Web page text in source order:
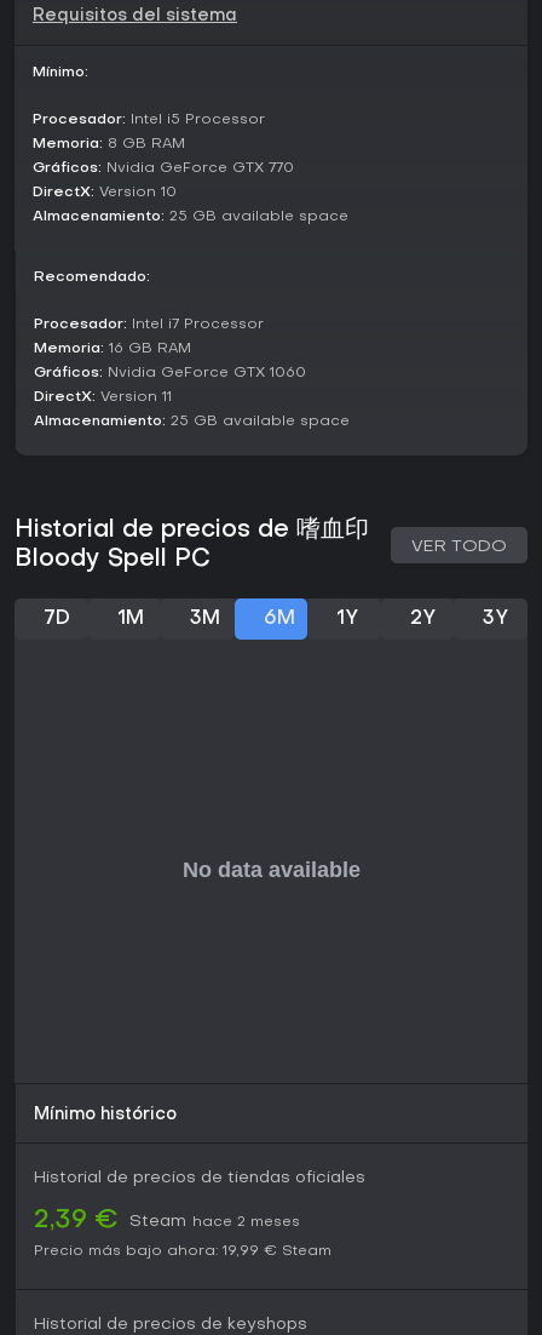
La Void Legion actúa como fuerza antagónica principal,
mecánicas como ejecuciones de asesinato y uso del
Árboles de habilidades y mejoras de atributos para
personajes y armas añaden profundidad, haciendo que las
decisiones influyan en el desarrollo de las peleas.
Si te gustan los RPG de acción con toque marcial y
prefieres una experiencia en solitario,Bloody Spell
gameplay acelerado, como una opción sólida para quien
busca un título centrado en el combate sin multijugador
continuo.
Requisitos del sistema
Mínimo:
Procesador: Intel i5 Processor
Memoria: 8 GB RAM
Gráficos: Nvidia GeForce GTX 770
DirectX: Version 10
Almacenamiento: 25 GB available space
Recomendado:
Procesador: Intel i7 Processor
Memoria: 16 GB RAM
Gráficos: Nvidia GeForce GTX 1060
DirectX: Version 11
Almacenamiento: 25 GB available space
Historial de precios de 嗜血印
Bloody Spell PC
VER TODO
7D 1M 3M 6M 1Y 2Y 3Y
Mínimo histórico
Historial de precios de tiendas oficiales
2,39 € Steam
hace 2 meses
Precio más bajo ahora: 19,99 € Steam
Historial de precios de keyshops